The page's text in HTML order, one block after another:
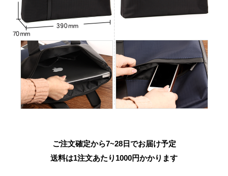
ご注文確定から7~28日でお届け予定
送料は1注文あたり 1000円かかります